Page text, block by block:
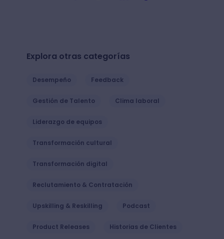
Explora otras categorías
Desempeño Feedback
Gestión de Talento Clima laboral
Liderazgo de equipos
Transformación cultural
Transformación digital
Reclutamiento & Contratación
Upskilling & Reskilling Podcast
Product Releases Historias de Clientes